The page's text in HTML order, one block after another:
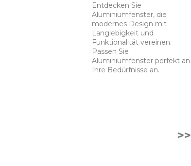
Entdecken Sie
Aluminiumfenster, die
modernes Design mit
Langlebigkeit und
Funktionalität vereinen.
Passen Sie
Aluminiumfenster perfekt an
Ihre Bedürfnisse an.
>>